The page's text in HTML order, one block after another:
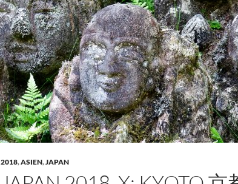
2018,ASIEN,JAPAN